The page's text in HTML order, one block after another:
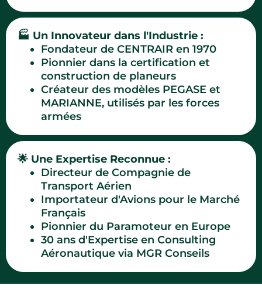
🏭 Un Innovateur dans l'Industrie :
Fondateur de CENTRAIR en 1970
Pionnier dans la certification et
construction de planeurs
Créateur des modèles PEGASE et
MARIANNE, utilisés par les forces
armées
🌟 Une Expertise Reconnue :
Directeur de Compagnie de
Transport Aérien
Importateur d'Avions pour le Marché
Français
Pionnier du Paramoteur en Europe
30 ans d'Expertise en Consulting
Aéronautique via MGR Conseils